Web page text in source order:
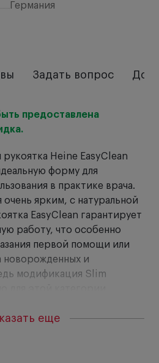
Германия
Задать вопрос
предоставлена
Heine EasyClean
форму для
в практике врача.
ярким, с натуральной
EasyClean гарантирует
работу, что особенно
первой помощи или
новорожденных и
модификация Slim
еще